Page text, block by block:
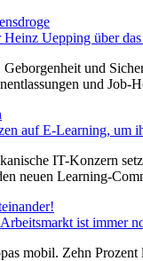
Uepping über
und
und
auf E-Learning, um
IT-Konzern
neuen Learning-
ist immer
mobil. Zehn